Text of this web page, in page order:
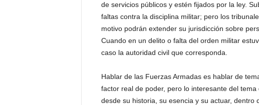
de servicios públicos y estén fijados por la ley.
faltas contra la disciplina militar; pero los
motivo podrán extender su jurisdicción sobre
Cuando en un delito o falta del orden militar
caso la autoridad civil que corresponda.
Hablar de las Fuerzas Armadas es hablar de
factor real de poder, pero lo interesante del
desde su historia, su esencia y su actuar,